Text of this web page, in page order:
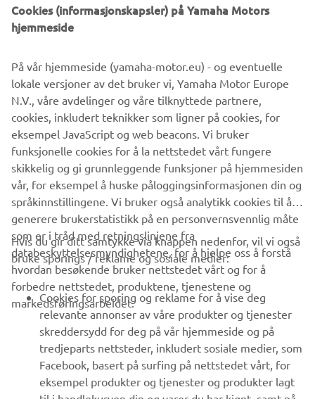
VIRKSOMHET
B2B
UTFORSK YAMAHA
FAQ & SUPPORT
Cookies (informasjonskapsler) på Yamaha Motors
hjemmeside
På vår hjemmeside (yamaha-motor.eu) - og eventuelle
lokale versjoner av det bruker vi, Yamaha Motor Europe
N.V., våre avdelinger og våre tilknyttede partnere,
cookies, inkludert teknikker som ligner på cookies, for
eksempel JavaScript og web beacons. Vi bruker
funksjonelle cookies for å la nettstedet vårt fungere
skikkelig og gi grunnleggende funksjoner på hjemmesiden
vår, for eksempel å huske påloggingsinformasjonen din og
språkinnstillingene. Vi bruker også analytikk cookies til å
generere brukerstatistikk på en personvernsvennlig måte
som er i tråd med retningslinjene fra
databeskyttelsesmyndighetene, for å hjelpe oss å forstå
hvordan besøkende bruker nettstedet vårt og for å
forbedre nettstedet, produktene, tjenestene og
markedsføringsarbeidet.
Hvis du gir ditt samtykke via knappen nedenfor, vil vi også
bruke sporings / reklame og sosiale medier:
Cookies for sporing og reklame for å vise deg
relevante annonser av våre produkter og tjenester
skreddersydd for deg på vår hjemmeside og på
tredjeparts nettsteder, inkludert sosiale medier, som
Facebook, basert på surfing på nettstedet vårt, for
eksempel produkter og tjenester og produkter lagt